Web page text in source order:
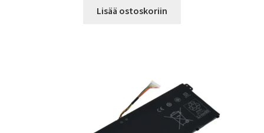
Lisää ostoskoriin